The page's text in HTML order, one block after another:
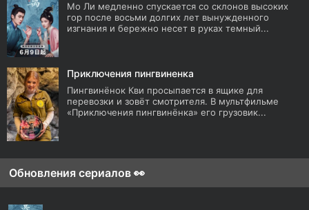
Мо Ли медленно спускается со склонов высоких
гор после восьми долгих лет вынужденного
изгнания и бережно несет в руках темный...
Приключения пингвиненка
Пингвинёнок Кви просыпается в ящике для
перевозки и зовёт смотрителя. В мультфильме
«Приключения пингвинёнка» его грузовик...
Обновления сериалов 👀